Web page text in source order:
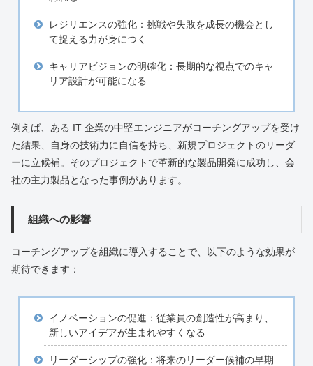
レジリエンスの強化：挑戦や失敗を成長の機会とし
て捉える力が身につく
キャリアビジョンの明確化：長期的な視点でのキャ
リア設計が可能になる
例えば、ある IT 企業の中堅エンジニアがコーチングアップを受け
た結果、自身の技術力に自信を持ち、新規プロジェクトのリーダ
ーに立候補。そのプロジェクトで革新的な製品開発に成功し、会
社の主力製品となった事例があります。
組織への影響
コーチングアップを組織に導入することで、以下のような効果が
期待できます：
イノベーションの促進：従業員の創造性が高まり、
新しいアイデアが生まれやすくなる
リーダーシップの強化：将来のリーダー候補の早期